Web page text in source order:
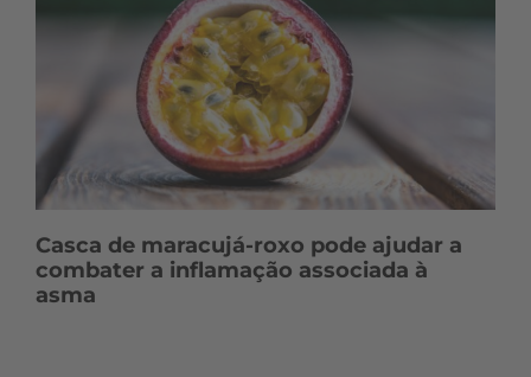
Casca de maracujá-roxo pode ajudar a
combater a inflamação associada à
asma